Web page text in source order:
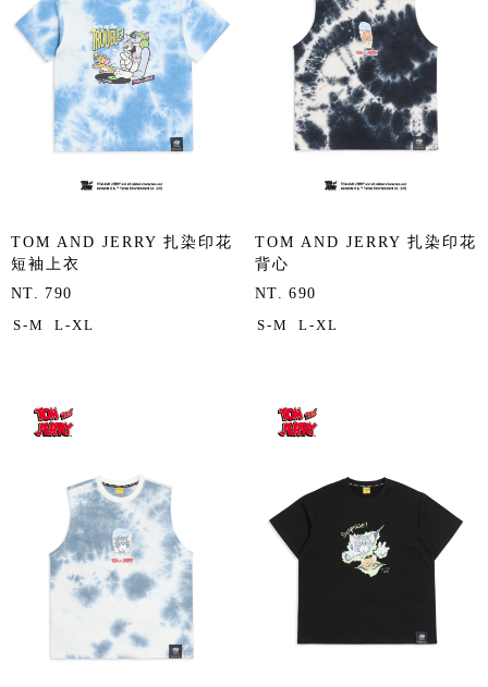
TOM AND JERRY 扎染印花
短袖上衣
NT. 790
S-M L-XL
TOM AND JERRY 扎染印花
背心
NT. 690
S-M L-XL